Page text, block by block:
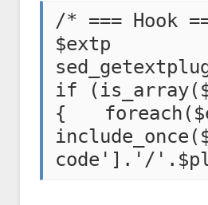
/* === Hook
if
{
code'].'/